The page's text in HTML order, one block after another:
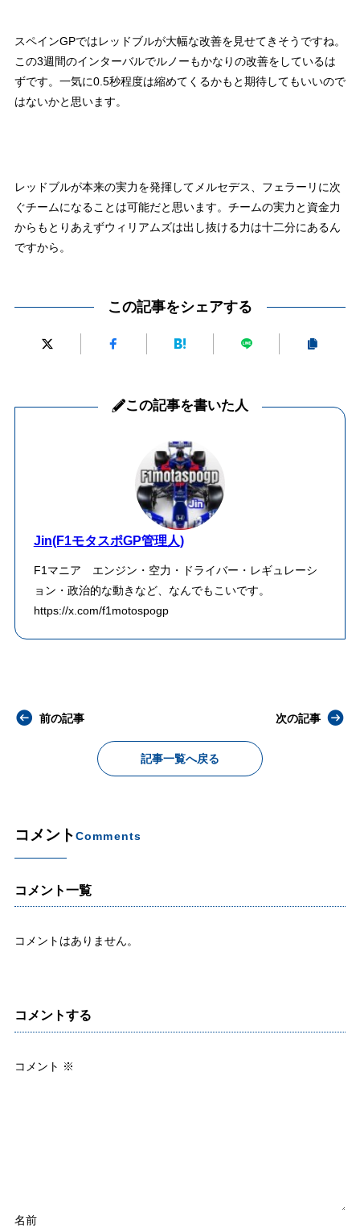
スペインGPではレッドブルが大幅な改善を見せてきそうですね。
この3週間のインターバルでルノーもかなりの改善をしているは
ずです。一気に0.5秒程度は縮めてくるかもと期待してもいいので
はないかと思います。
レッドブルが本来の実力を発揮してメルセデス、フェラーリに次
ぐチームになることは可能だと思います。チームの実力と資金力
からもとりあえずウィリアムズは出し抜ける力は十二分にあるん
ですから。
この記事をシェアする
この記事を書いた人
Jin(F1モタスポGP管理人)
F1マニア エンジン・空力・ドライバー・レギュレーシ
ョン・政治的な動きなど、なんでもこいです。
https://x.com/f1motospogp
前の記事
記事一覧へ戻る
次の記事
コメントComments
コメント一覧
コメントはありません。
コメントする
コメント ※
名前